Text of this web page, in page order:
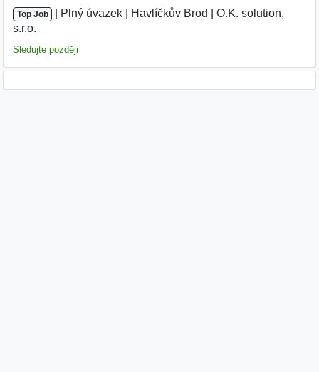
Top Job Plný úvazek Havlíčkův Brod
O.K. solution,
s.r.o.
Sledujte později